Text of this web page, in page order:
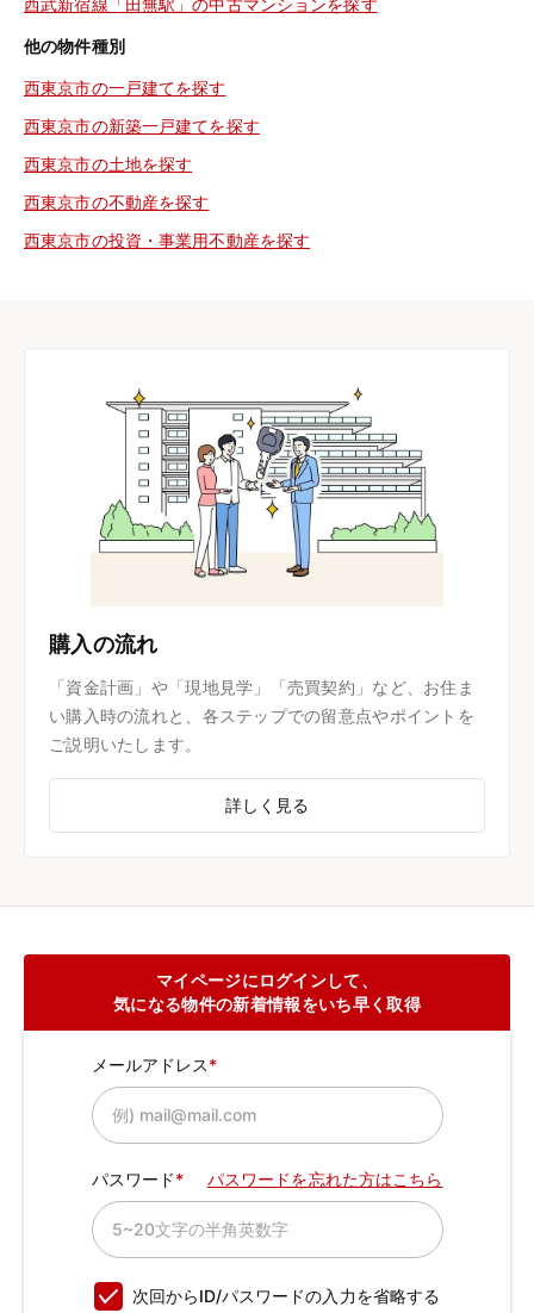
西武新宿線「田無駅」の中古マンションを探す
他の物件種別
西東京市の一戸建てを探す
西東京市の新築一戸建てを探す
西東京市の土地を探す
西東京市の不動産を探す
西東京市の投資・事業用不動産を探す
購入の流れ
「資金計画」や「現地見学」「売買契約」など、お住ま
い購入時の流れと、各ステップでの留意点やポイントを
ご説明いたします。
詳しく見る
マイページにログインして、
気になる物件の新着情報をいち早く取得
メールアドレス
パスワード パスワードを忘れた方はこちら
次回からID/パスワードの入力を省略する